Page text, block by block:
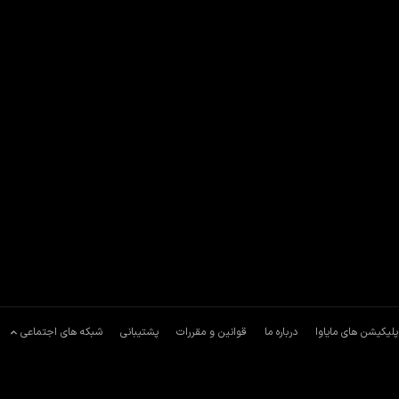
های مایاوا درباره ما قوانین و مقررات پشتیبانی شبکه های اجتماعی